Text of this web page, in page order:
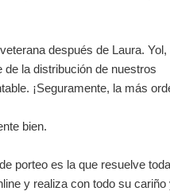
después de Laura.
la distribución de nuestros
¡Seguramente, la más
bien.
porteo es la que resuelve
y realiza con todo su cariño